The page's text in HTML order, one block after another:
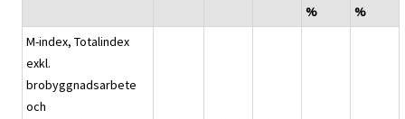
%
%
M-index, Totalindex
exkl.
brobyggnadsarbete
och